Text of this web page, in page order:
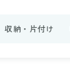
収納・片付け